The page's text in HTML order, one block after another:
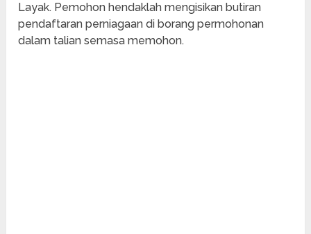
Layak. Pemohon hendaklah mengisikan butiran
pendaftaran perniagaan di borang permohonan
dalam talian semasa memohon.